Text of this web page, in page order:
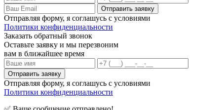
Отправляя форму, я соглашусь с условиями
Политики конфиденциальности
Заказать обратный звонок
Оставьте заявку и мы перезвоним
вам в ближайшее время
Отправляя форму, я соглашусь с условиями
Политики конфиденциальности